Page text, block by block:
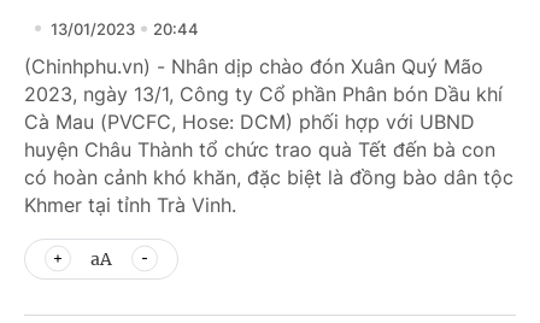
13/01/2023 20:44
(Chinhphu.vn) - Nhân dịp chào đón Xuân Quý Mão
2023, ngày 13/1, Công ty Cổ phần Phân bón Dầu khí
Cà Mau (PVCFC, Hose: DCM) phối hợp với UBND
huyện Châu Thành tổ chức trao quà Tết đến bà con
có hoàn cảnh khó khăn, đặc biệt là đồng bào dân tộc
Khmer tại tỉnh Trà Vinh.
aA